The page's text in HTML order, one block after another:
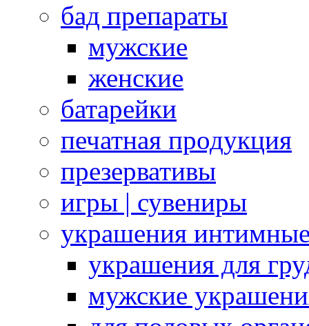
бад препараты
мужские
женские
батарейки
печатная продукция
презервативы
игры | сувениры
украшения
украшения для
мужские